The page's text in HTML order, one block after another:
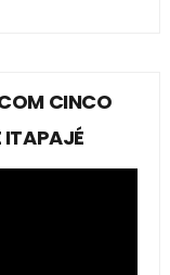
CINCO
ITAPAJÉ